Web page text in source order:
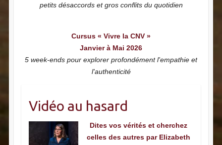
petits désaccords et gros conflits du quotidien
Cursus « Vivre la CNV »
Janvier à Mai 2026
5 week-ends pour explorer profondément l'empathie et
l'authenticité
Vidéo au hasard
Dites vos vérités et cherchez
celles des autres par Elizabeth